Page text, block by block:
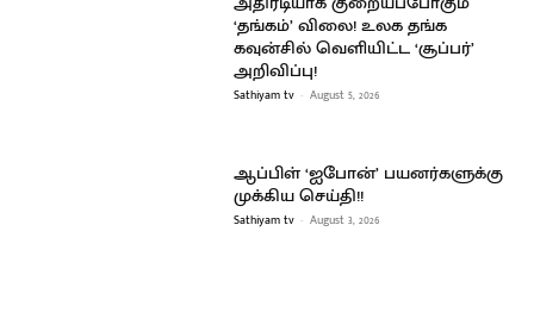
‘தங்கம்’ விலை! உலக தங்க
கவுன்சில் வெளியிட்ட ‘சூப்பர்’
அறிவிப்பு!
Sathiyam tv - August 5, 2026
ஆப்பிள் ‘ஐபோன்’ பயனர்களுக்கு
முக்கிய செய்தி!!
Sathiyam tv - August 3, 2026